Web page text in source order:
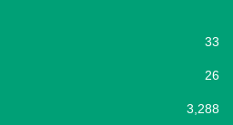
33
26
3,288